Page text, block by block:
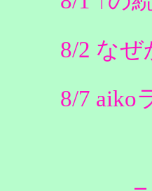
8/2 なぜ
8/7 aiko